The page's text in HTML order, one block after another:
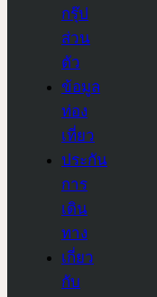
กรุ๊ป
ส่วน
ตัว
ข้อมูล
ท่อง
เที่ยว
ประกัน
การ
เดิน
ทาง
เกี่ยว
กับ